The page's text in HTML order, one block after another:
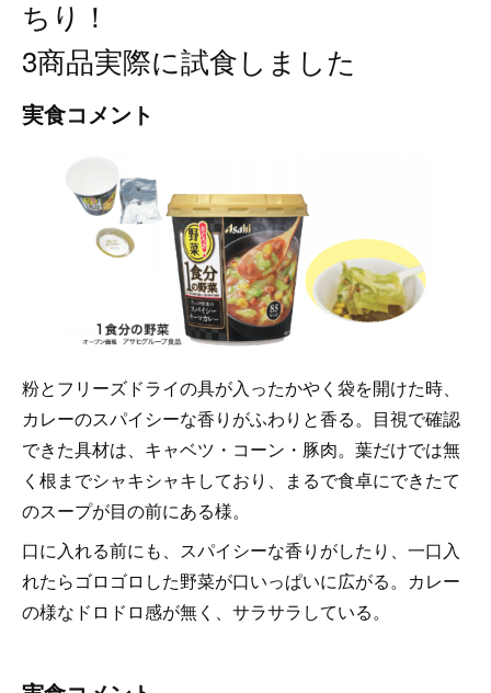
ちり！
3商品実際に試食しました
実食コメント
粉とフリーズドライの具が入ったかやく袋を開けた時、
カレーのスパイシーな香りがふわりと香る。目視で確認
できた具材は、キャベツ・コーン・豚肉。葉だけでは無
く根までシャキシャキしており、まるで食卓にできたて
のスープが目の前にある様。
口に入れる前にも、スパイシーな香りがしたり、一口入
れたらゴロゴロした野菜が口いっぱいに広がる。カレー
の様なドロドロ感が無く、サラサラしている。